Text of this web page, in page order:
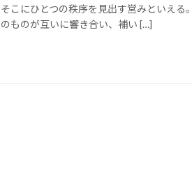
そこにひとつの秩序を見出す営みといえる
のものが互いに響き合い、補い […]